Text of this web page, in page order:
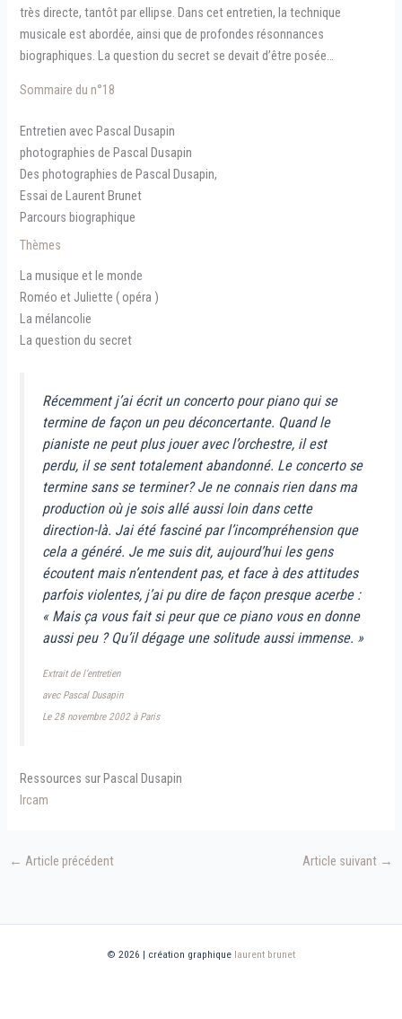
très directe, tantôt par ellipse. Dans cet entretien, la technique
musicale est abordée, ainsi que de profondes résonnances
biographiques. La question du secret se devait d’être posée…
Sommaire du n°18
Entretien avec Pascal Dusapin
photographies de Pascal Dusapin
Des photographies de Pascal Dusapin,
Essai de Laurent Brunet
Parcours biographique
Thèmes
La musique et le monde
Roméo et Juliette ( opéra )
La mélancolie
La question du secret
Récemment j’ai écrit un concerto pour piano qui se
termine de façon un peu déconcertante. Quand le
pianiste ne peut plus jouer avec l’orchestre, il est
perdu, il se sent totalement abandonné. Le concerto se
termine sans se terminer? Je ne connais rien dans ma
production où je sois allé aussi loin dans cette
direction-là. Jai été fasciné par l’incompréhension que
cela a généré. Je me suis dit, aujourd’hui les gens
écoutent mais n’entendent pas, et face à des attitudes
parfois violentes, j’ai pu dire de façon presque acerbe :
« Mais ça vous fait si peur que ce piano vous en donne
aussi peu ? Qu’il dégage une solitude aussi immense. »
Extrait de l’entretien
avec Pascal Dusapin
Le 28 novembre 2002 à Paris
Ressources sur Pascal Dusapin
Ircam
← Article précédent Article suivant →
© 2026 | création graphique laurent brunet